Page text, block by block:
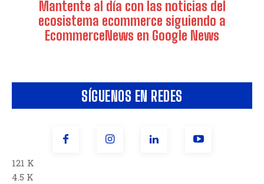
SÍGUENOS EN REDES
121 K
4.5 K
Mantente al día con las noticias del
ecosistema ecommerce siguiendo a
EcommerceNews en Google News